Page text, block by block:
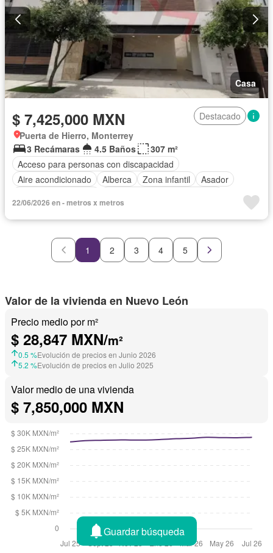
Casa
$ 7,425,000 MXN
Destacado
Puerta de Hierro, Monterrey
3 Recámaras
4.5 Baños
307 m²
Acceso para personas con discapacidad
Aire acondicionado
Alberca Zona infantil
Asador
Cuarto de Limpieza
Cuarto de servicio
Estacionamiento
Gimnasio
Internet Jardín Azotea
Sala polivalente
Seguridad
Televisión por cable
Terraza
Vista panorámica
Wifi Zonas verdes Sin amueblar
22/06/2026 en - metros x metros
1 2 3 4 5
Valor de la vivienda en Nuevo León
Precio medio por m²
$ 28,847 MXN/m²
0.5 %Evolución de precios en Junio 2026
5.2 %Evolución de precios en Julio 2025
Valor medio de una vivienda
$ 7,850,000 MXN
Guardar búsqueda